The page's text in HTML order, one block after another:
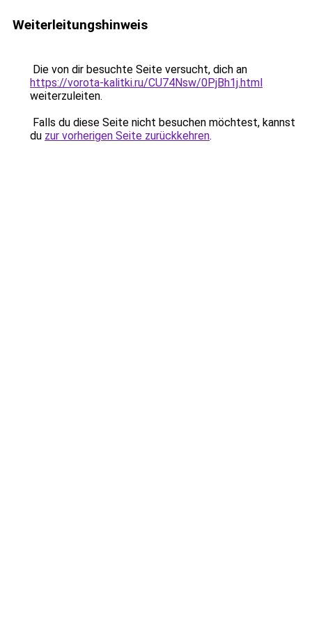
Weiterleitungshinweis
Die von dir besuchte Seite versucht, dich an
https://vorota-kalitki.ru/CU74Nsw/0PjBh1j.html
weiterzuleiten.
Falls du diese Seite nicht besuchen möchtest, kannst
du zur vorherigen Seite zurückkehren.